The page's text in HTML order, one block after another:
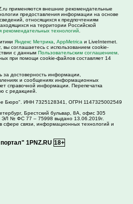
применяются внешние рекомендательные
предоставления информации на основе
относящихся к предпочтениям
на территории Российской
технологий
Яндекс Метрика AppMetrica и LiveInternet.
вы соглашаетесь с использованием cookie-
с данным Пользовательским соглашением
при помощи cookie-файлов составляет 14
за достоверность информации,
и сообщениях информационных
справочной информации. Перепечатка
с редакцией.
Бюро". ИНН 7325128341, ОГРН 1147325002549
Брестский бульвар, 8А, офис 305
ЭЛ № ФС 77 – 75998 выдано 13.06.2019г.
сфере связи, информационных технологий и
1PNZ.RU 18+